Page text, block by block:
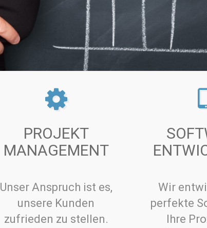
PROJEKT
MANAGEMENT
Unser Anspruch ist es,
unsere Kunden
zufrieden zu stellen.
Wir
perfekte
Ihre